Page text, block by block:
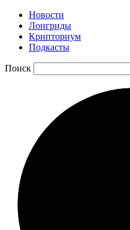
Новости
Лонгриды
Крипториум
Подкасты
Поиск